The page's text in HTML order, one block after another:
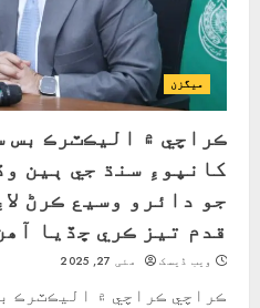
ميگزن
ڪراچي ۾ اليڪٽرڪ بس
کانپوءِ سنڌ جي ٻين
جو دائرو وسيع ڪرڻ
قدم تيز ڪري ڇڏيا
ویب ڈیسک مئی 27, 2025
ڪراچي ڪراچي ۾ اليڪٽرڪ